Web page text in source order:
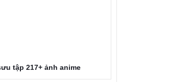
tập 217+ ảnh anime